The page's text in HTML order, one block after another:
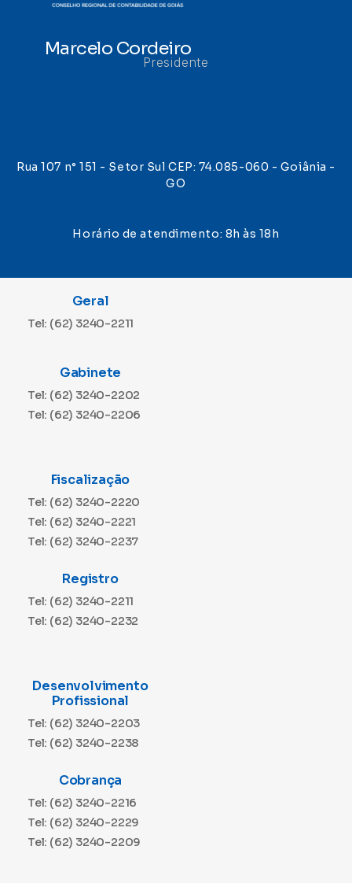
Marcelo Cordeiro
Presidente
Rua 107 n° 151 - Setor Sul CEP: 74.085-060 - Goiânia -
GO
Horário de atendimento: 8h às 18h
Geral
Tel: (62) 3240-2211
Gabinete
Tel: (62) 3240-2202
Tel: (62) 3240-2206
Fiscalização
Tel: (62) 3240-2220
Tel: (62) 3240-2221
Tel: (62) 3240-2237
Registro
Tel: (62) 3240-2211
Tel: (62) 3240-2232
Desenvolvimento
Profissional
Tel: (62) 3240-2203
Tel: (62) 3240-2238
Cobrança
Tel: (62) 3240-2216
Tel: (62) 3240-2229
Tel: (62) 3240-2209